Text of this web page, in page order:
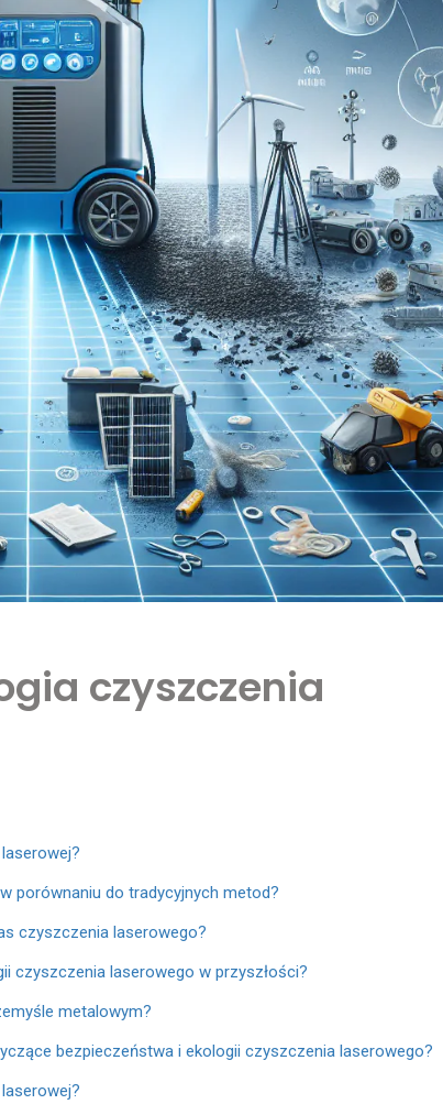
czyszczenia
porównaniu do tradycyjnych metod?
czyszczenia laserowego?
czyszczenia laserowego w przyszłości?
metalowym?
bezpieczeństwa i ekologii czyszczenia laserowego?